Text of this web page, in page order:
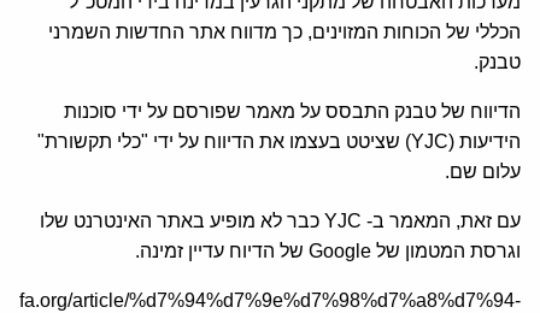
הכללי של הכוחות המזוינים, כך מדווח אתר החדשות השמרני
טבנק.
הדיווח של טבנק התבסס על מאמר שפורסם על ידי סוכנות
הידיעות (YJC) שציטט בעצמו את הדיווח על ידי "כלי תקשורת"
עלום שם.
עם זאת, המאמר ב- YJC כבר לא מופיע באתר האינטרנט שלו
וגרסת המטמון של Google של הדיוח עדיין זמינה.
article/%d7%94%d7%9e%d7%98%d7%a8%d7%94-